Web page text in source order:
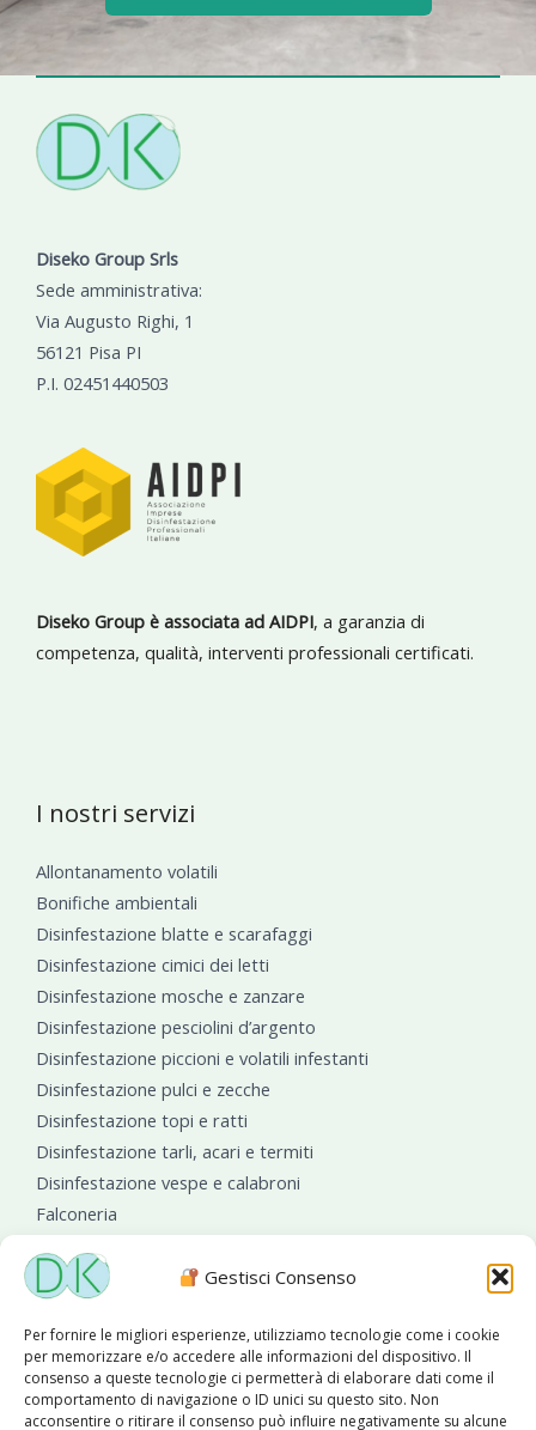
Gestisci Consenso
Per fornire le migliori esperienze, utilizziamo tecnologie come i cookie
per memorizzare e/o accedere alle informazioni del dispositivo. Il
consenso a queste tecnologie ci permetterà di elaborare dati come il
comportamento di navigazione o ID unici su questo sito. Non
acconsentire o ritirare il consenso può influire negativamente su alcune
Diseko Group Srls
Sede amministrativa:
Via Augusto Righi, 1
56121 Pisa PI
P.I. 02451440503
Diseko Group è associata ad AIDPI, a garanzia di
competenza, qualità, interventi professionali certificati.
I nostri servizi
Allontanamento volatili
Bonifiche ambientali
Disinfestazione blatte e scarafaggi
Disinfestazione cimici dei letti
Disinfestazione mosche e zanzare
Disinfestazione pesciolini d’argento
Disinfestazione piccioni e volatili infestanti
Disinfestazione pulci e zecche
Disinfestazione topi e ratti
Disinfestazione tarli, acari e termiti
Disinfestazione vespe e calabroni
Falconeria